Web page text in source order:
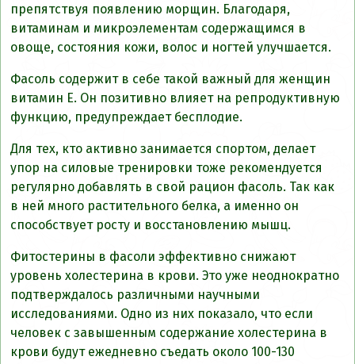
препятствуя появлению морщин. Благодаря,
витаминам и микроэлементам содержащимся в
овоще, состояния кожи, волос и ногтей улучшается.
Фасоль содержит в себе такой важный для женщин
витамин Е. Он позитивно влияет на репродуктивную
функцию, предупреждает бесплодие.
Для тех, кто активно занимается спортом, делает
упор на силовые тренировки тоже рекомендуется
регулярно добавлять в свой рацион фасоль. Так как
в ней много растительного белка, а именно он
способствует росту и восстановлению мышц.
Фитостерины в фасоли эффективно снижают
уровень холестерина в крови. Это уже неоднократно
подтверждалось различными научными
исследованиями. Одно из них показало, что если
человек с завышенным содержание холестерина в
крови будут ежедневно съедать около 100-130